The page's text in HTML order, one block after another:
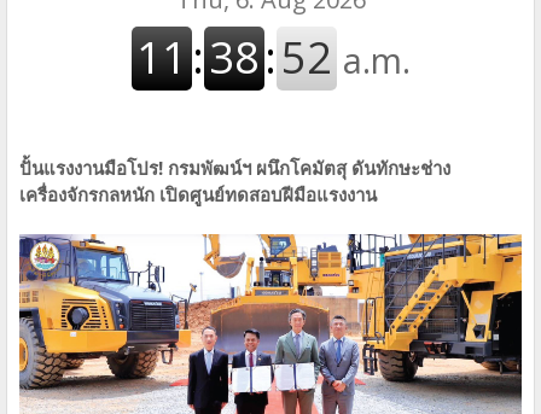
ปั้นแรงงานมือโปร! กรมพัฒน์ฯ ผนึกโคมัตสุ ดันทักษะช่าง
เครื่องจักรกลหนัก เปิดศูนย์ทดสอบฝีมือแรงงาน